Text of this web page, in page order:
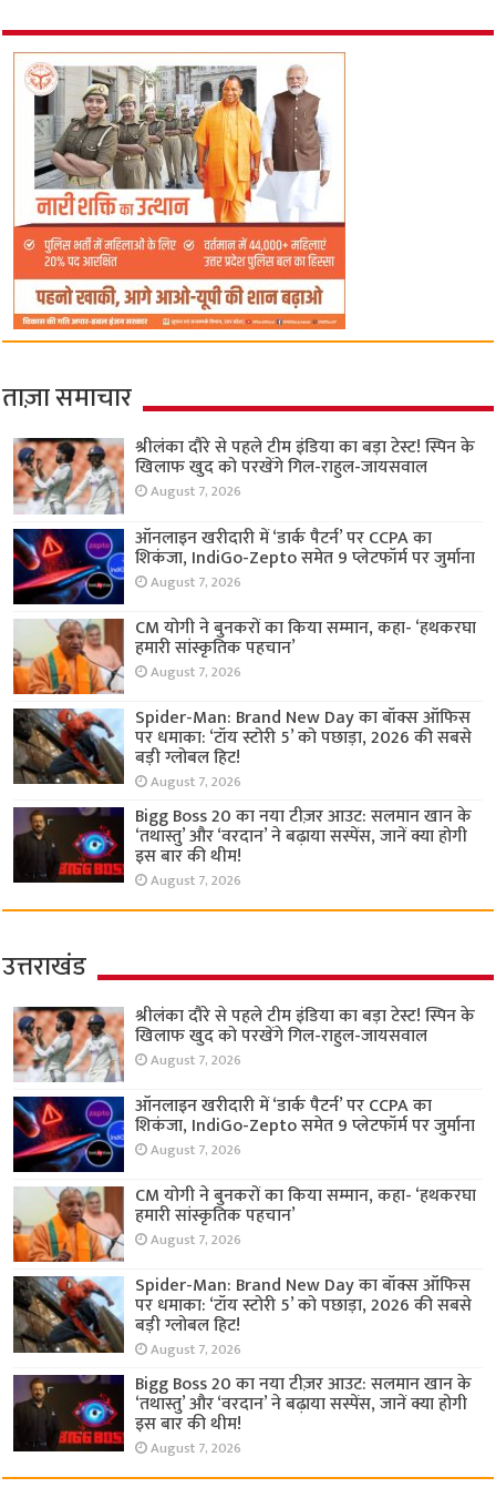
ताज़ा समाचार
श्रीलंका दौरे से पहले टीम इंडिया का बड़ा टेस्ट! स्पिन के
खिलाफ खुद को परखेंगे गिल-राहुल-जायसवाल
August 7, 2026
ऑनलाइन खरीदारी में ‘डार्क पैटर्न’ पर CCPA का
शिकंजा, IndiGo-Zepto समेत 9 प्लेटफॉर्म पर जुर्माना
August 7, 2026
CM योगी ने बुनकरों का किया सम्मान, कहा- ‘हथकरघा
हमारी सांस्कृतिक पहचान’
August 7, 2026
Spider-Man: Brand New Day का बॉक्स ऑफिस
पर धमाका: ‘टॉय स्टोरी 5’ को पछाड़ा, 2026 की सबसे
बड़ी ग्लोबल हिट!
August 7, 2026
Bigg Boss 20 का नया टीज़र आउट: सलमान खान के
‘तथास्तु’ और ‘वरदान’ ने बढ़ाया सस्पेंस, जानें क्या होगी
इस बार की थीम!
August 7, 2026
उत्तराखंड
श्रीलंका दौरे से पहले टीम इंडिया का बड़ा टेस्ट! स्पिन के
खिलाफ खुद को परखेंगे गिल-राहुल-जायसवाल
August 7, 2026
ऑनलाइन खरीदारी में ‘डार्क पैटर्न’ पर CCPA का
शिकंजा, IndiGo-Zepto समेत 9 प्लेटफॉर्म पर जुर्माना
August 7, 2026
CM योगी ने बुनकरों का किया सम्मान, कहा- ‘हथकरघा
हमारी सांस्कृतिक पहचान’
August 7, 2026
Spider-Man: Brand New Day का बॉक्स ऑफिस
पर धमाका: ‘टॉय स्टोरी 5’ को पछाड़ा, 2026 की सबसे
बड़ी ग्लोबल हिट!
August 7, 2026
Bigg Boss 20 का नया टीज़र आउट: सलमान खान के
‘तथास्तु’ और ‘वरदान’ ने बढ़ाया सस्पेंस, जानें क्या होगी
इस बार की थीम!
August 7, 2026